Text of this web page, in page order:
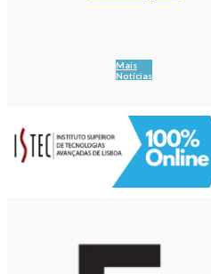
Mais
Notícias